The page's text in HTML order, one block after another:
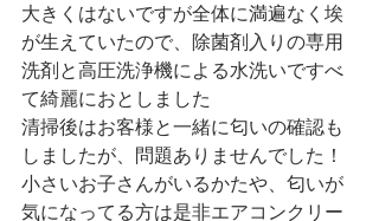
大きくはないですが全体に満遍なく埃
が生えていたので、除菌剤入りの専用
洗剤と高圧洗浄機による水洗いですべ
て綺麗におとしました
清掃後はお客様と一緒に匂いの確認も
しましたが、問題ありませんでした！
小さいお子さんがいるかたや、匂いが
気になってる方は是非エアコンクリー